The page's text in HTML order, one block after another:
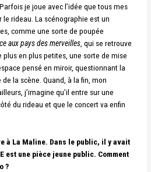
Parfois je joue avec l’idée que tous mes
le rideau.La scénographie est un
comme une sorte de poupée
aux pays des merveilles, qui se retrouve
plus en plus petites, une sorte de mise
pensé en miroir,questionnant la
la scène. Quand, à la fin, mon
j’imagine qu’il entre sur une
durideau et que le concert va enfin
à La Maline. Dans le public, il y avait
est une pièce jeune public. Comment
?